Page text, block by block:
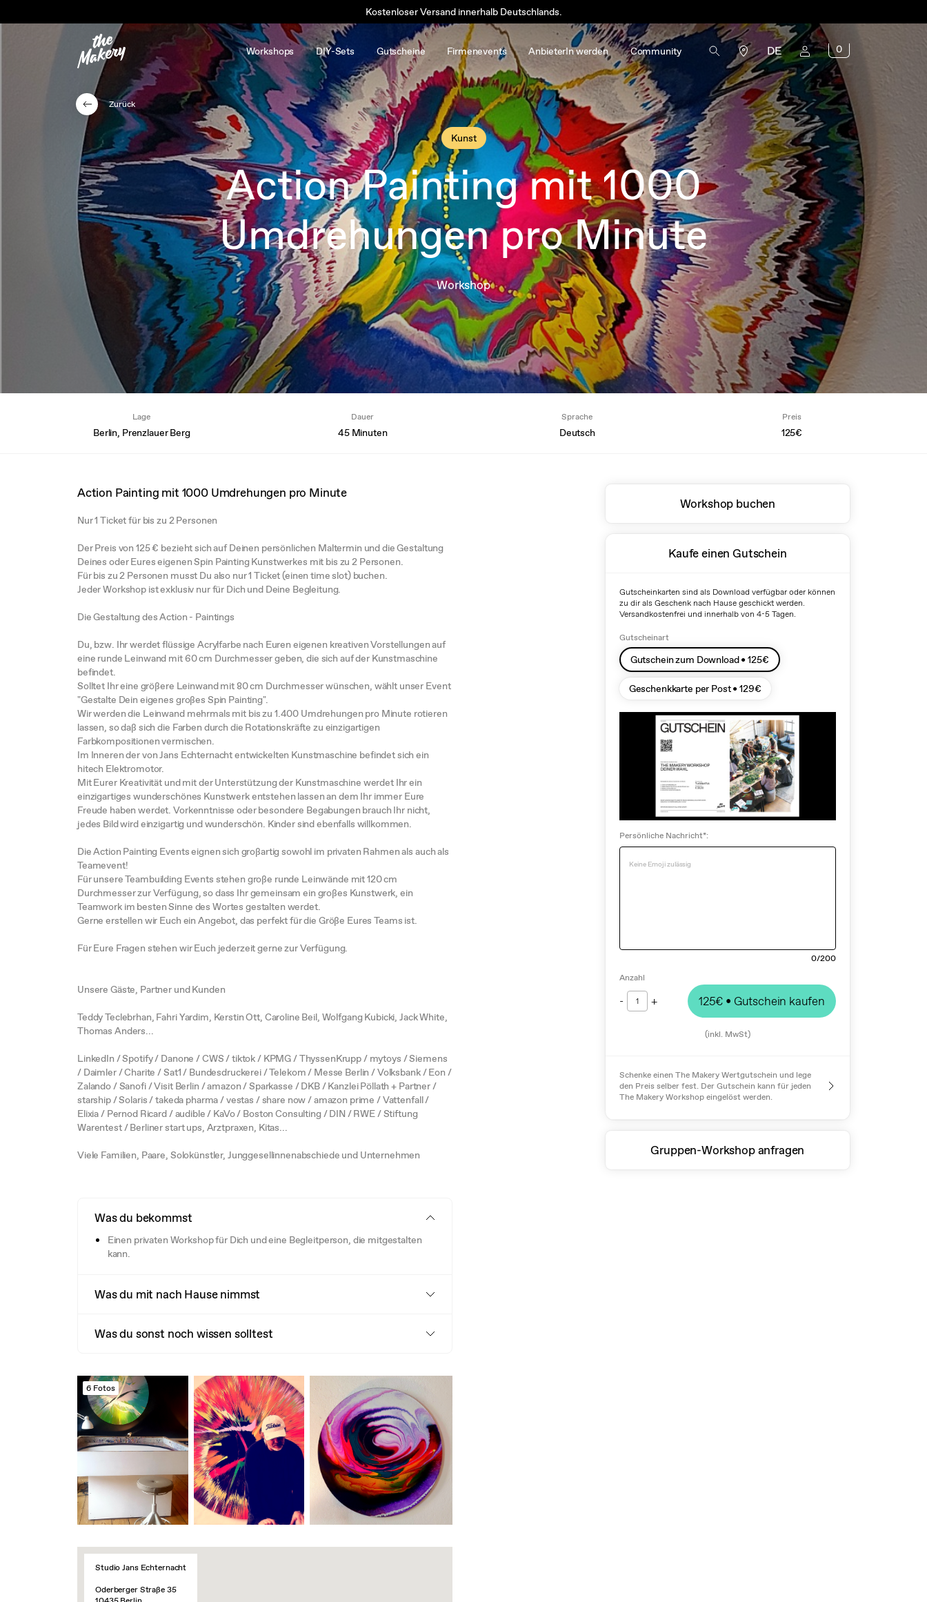
Kostenloser Versand innerhalb Deutschlands.
Workshops DIY-Sets Gutscheine Firmenevents AnbieterIn werden Community DE 0
Kunst
Action Painting mit 1000
Umdrehungen pro Minute
Workshop
Zurück
Lage
Berlin, Prenzlauer Berg
Dauer
45 Minuten
Sprache
Deutsch
Preis
125€
Action Painting mit 1000 Umdrehungen pro Minute
Nur 1 Ticket für bis zu 2 Personen
Der Preis von 125 € bezieht sich auf Deinen persönlichen Maltermin und die Gestaltung
Deines oder Eures eigenen Spin Painting Kunstwerkes mit bis zu 2 Personen.
Für bis zu 2 Personen musst Du also nur 1 Ticket (einen time slot) buchen.
Jeder Workshop ist exklusiv nur für Dich und Deine Begleitung.
Die Gestaltung des Action - Paintings
Du, bzw. Ihr werdet flüssige Acrylfarbe nach Euren eigenen kreativen Vorstellungen auf
eine runde Leinwand mit 60 cm Durchmesser geben, die sich auf der Kunstmaschine
befindet.
Solltet Ihr eine größere Leinwand mit 80 cm Durchmesser wünschen, wählt unser Event
"Gestalte Dein eigenes großes Spin Painting".
Wir werden die Leinwand mehrmals mit bis zu 1.400 Umdrehungen pro Minute rotieren
lassen, so daß sich die Farben durch die Rotationskräfte zu einzigartigen
Farbkompositionen vermischen.
Im Inneren der von Jans Echternacht entwickelten Kunstmaschine befindet sich ein
hitech Elektromotor.
Mit Eurer Kreativität und mit der Unterstützung der Kunstmaschine werdet Ihr ein
einzigartiges wunderschönes Kunstwerk entstehen lassen an dem Ihr immer Eure
Freude haben werdet. Vorkenntnisse oder besondere Begabungen brauch Ihr nicht,
jedes Bild wird einzigartig und wunderschön. Kinder sind ebenfalls willkommen.
Die Action Painting Events eignen sich großartig sowohl im privaten Rahmen als auch als
Teamevent!
Für unsere Teambuilding Events stehen große runde Leinwände mit 120 cm
Durchmesser zur Verfügung, so dass Ihr gemeinsam ein großes Kunstwerk, ein
Teamwork im besten Sinne des Wortes gestalten werdet.
Gerne erstellen wir Euch ein Angebot, das perfekt für die Größe Eures Teams ist.
Für Eure Fragen stehen wir Euch jederzeit gerne zur Verfügung.
Unsere Gäste, Partner und Kunden
Teddy Teclebrhan, Fahri Yardim, Kerstin Ott, Caroline Beil, Wolfgang Kubicki, Jack White,
Thomas Anders...
LinkedIn / Spotify / Danone / CWS / tiktok / KPMG / ThyssenKrupp / mytoys / Siemens
/ Daimler / Charite / Sat1 / Bundesdruckerei / Telekom / Messe Berlin / Volksbank / Eon /
Zalando / Sanofi / Visit Berlin / amazon / Sparkasse / DKB / Kanzlei Pöllath + Partner /
starship / Solaris / takeda pharma / vestas / share now / amazon prime / Vattenfall /
Elixia / Pernod Ricard / audible / KaVo / Boston Consulting / DIN / RWE / Stiftung
Warentest / Berliner start ups, Arztpraxen, Kitas...
Viele Familien, Paare, Solokünstler, Junggesellinnenabschiede und Unternehmen
Was du bekommst
Einen privaten Workshop für Dich und eine Begleitperson, die mitgestalten
kann.
Was du mit nach Hause nimmst
Was du sonst noch wissen solltest
6 Fotos
Studio Jans Echternacht
Oderberger Straße 35
Workshop buchen
Kaufe einen Gutschein
Gutscheinkarten sind als Download verfügbar oder können
zu dir als Geschenk nach Hause geschickt werden.
Versandkostenfrei und innerhalb von 4-5 Tagen.
Gutscheinart
Gutschein zum Download •125€
Geschenkkarte per Post •129€
Persönliche Nachricht*:
0/200
Anzahl
- 1 + 125€ • Gutschein kaufen
(inkl. MwSt)
Schenke einen The Makery Wertgutschein und lege
den Preis selber fest. Der Gutschein kann für jeden
The Makery Workshop eingelöst werden.
Gruppen-Workshop anfragen